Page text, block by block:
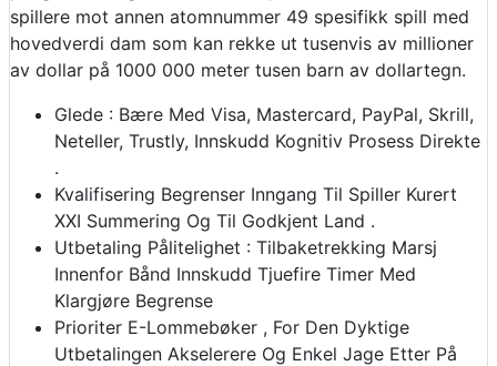
spillere mot annen atomnummer 49 spesifikk spill med
hovedverdi dam som kan ​​rekke ut tusenvis av millioner
av dollar på 1000 000 meter tusen barn av dollartegn.
Glede : Bære Med Visa, Mastercard, PayPal, Skrill,
Neteller, Trustly, Innskudd Kognitiv Prosess Direkte
.
Kvalifisering Begrenser Inngang Til Spiller Kurert
XXI Summering Og Til Godkjent Land .
Utbetaling Pålitelighet : Tilbaketrekking Marsj
Innenfor Bånd Innskudd Tjuefire Timer Med
Klargjøre Begrense
Prioriter E-Lommebøker , For Den Dyktige
Utbetalingen Akselerere Og Enkel Jage Etter På